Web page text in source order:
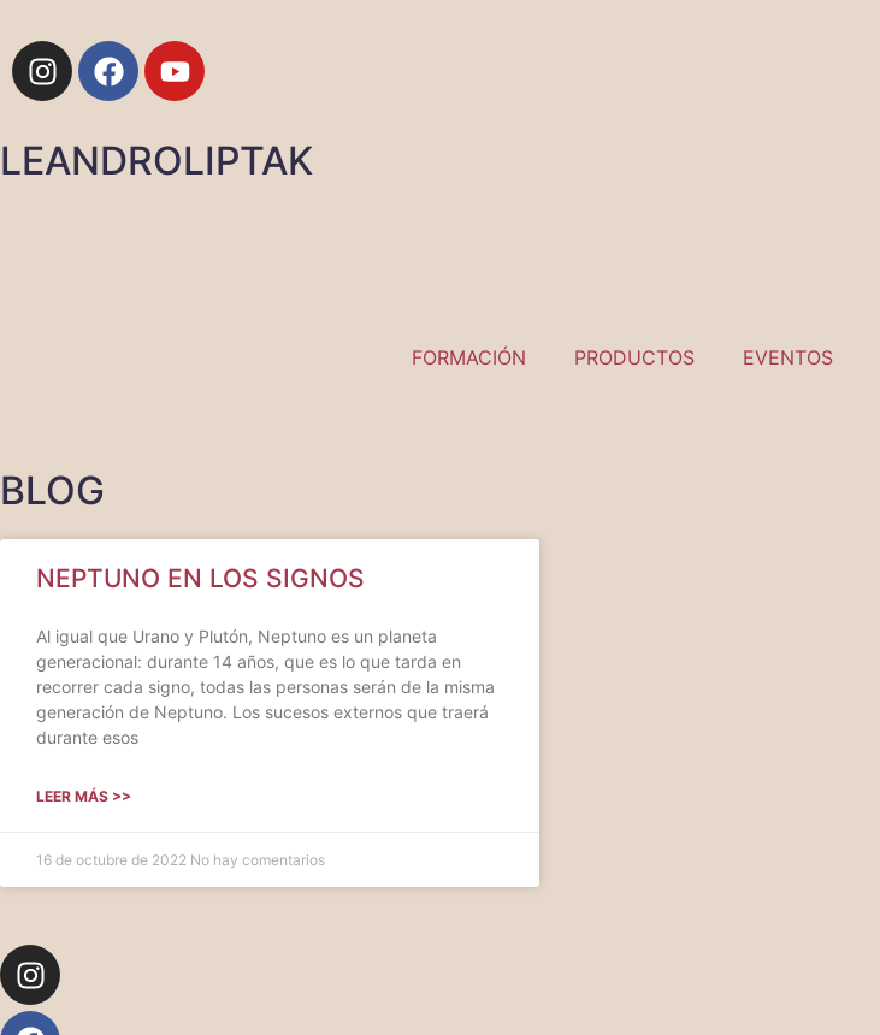
LEANDROLIPTAK
FORMACIÓN PRODUCTOS EVENTOS
BLOG
NEPTUNO EN LOS SIGNOS
Al igual que Urano y Plutón, Neptuno es un planeta
generacional: durante 14 años, que es lo que tarda en
recorrer cada signo, todas las personas serán de la misma
generación de Neptuno. Los sucesos externos que traerá
durante esos
LEER MÁS >>
16 de octubre de 2022 No hay comentarios